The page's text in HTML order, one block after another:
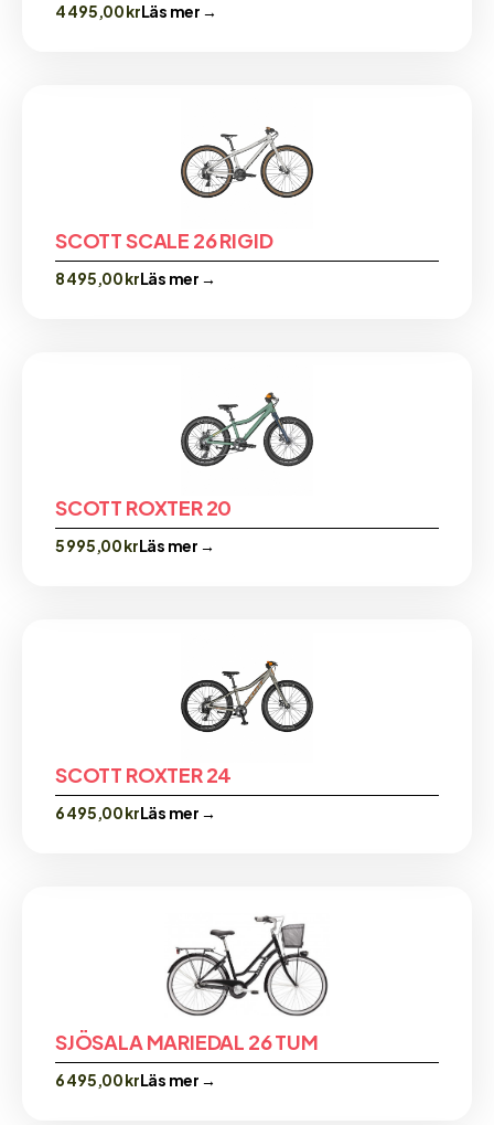
4 495,00krLäs mer →
SCOTT SCALE 26 RIGID
8 495,00krLäs mer →
SCOTT ROXTER 20
5 995,00krLäs mer →
SCOTT ROXTER 24
6 495,00krLäs mer →
SJÖSALA MARIEDAL 26 TUM
6 495,00krLäs mer →